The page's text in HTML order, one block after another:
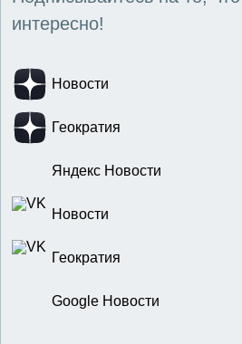
интересно!
Новости
Геократия
Яндекс Новости
Новости
Геократия
Google Новости